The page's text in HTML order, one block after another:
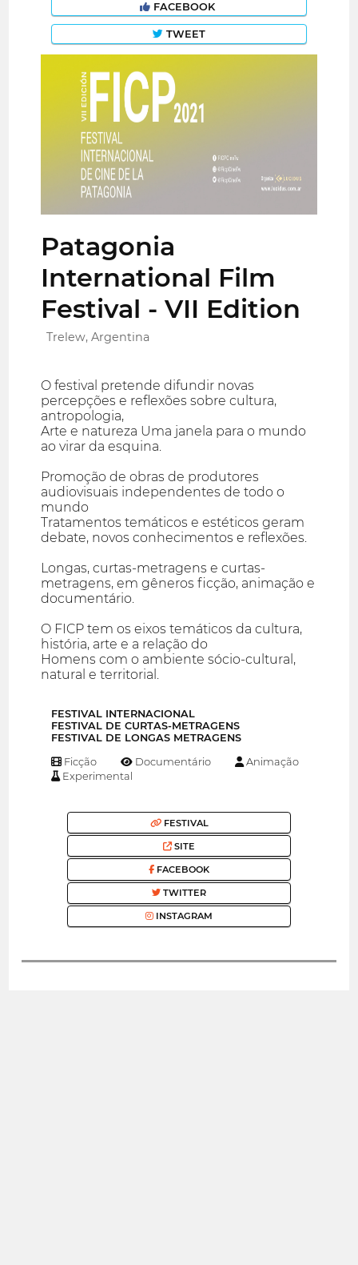
FACEBOOK
TWEET
Patagonia
International Film
Festival - VII Edition
Trelew, Argentina
O festival pretende difundir novas
percepções e reflexões sobre cultura,
antropologia,
Arte e natureza Uma janela para o mundo
ao virar da esquina.
Promoção de obras de produtores
audiovisuais independentes de todo o
mundo
Tratamentos temáticos e estéticos geram
debate, novos conhecimentos e reflexões.
Longas, curtas-metragens e curtas-
metragens, em gêneros ficção, animação e
documentário.
O FICP tem os eixos temáticos da cultura,
história, arte e a relação do
Homens com o ambiente sócio-cultural,
natural e territorial.
FESTIVAL INTERNACIONAL
FESTIVAL DE CURTAS-METRAGENS
FESTIVAL DE LONGAS METRAGENS
Ficção Documentário
Animação
Experimental
FESTIVAL
SITE
FACEBOOK
TWITTER
INSTAGRAM